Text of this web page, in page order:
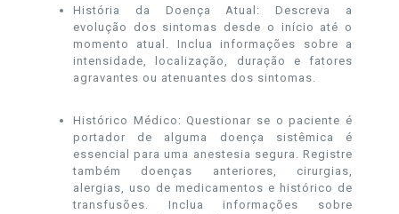
História da Doença Atual: Descreva a
evolução dos sintomas desde o início até o
momento atual. Inclua informações sobre a
intensidade, localização, duração e fatores
agravantes ou atenuantes dos sintomas.
Histórico Médico: Questionar se o paciente é
portador de alguma doença sistêmica é
essencial para uma anestesia segura. Registre
também doenças anteriores, cirurgias,
alergias, uso de medicamentos e histórico de
transfusões. Inclua informações sobre